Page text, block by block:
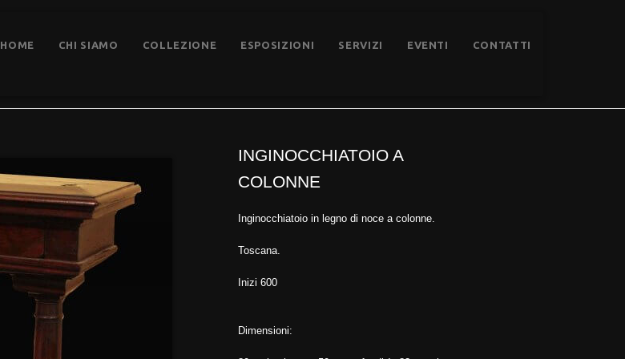
HOME CHI SIAMO COLLEZIONE ESPOSIZIONI SERVIZI EVENTI CONTATTI
INGINOCCHIATOIO A
COLONNE
Inginocchiatoio in legno di noce a colonne.
Toscana.
Inizi 600
Dimensioni: